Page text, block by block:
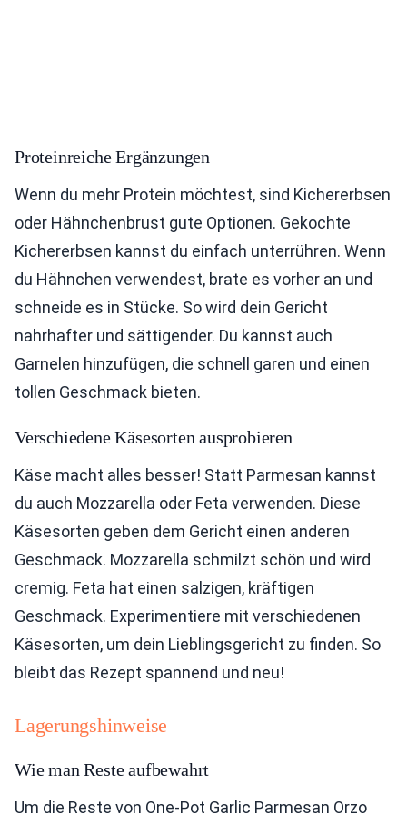
Proteinreiche Ergänzungen
Wenn du mehr Protein möchtest, sind Kichererbsen
oder Hähnchenbrust gute Optionen. Gekochte
Kichererbsen kannst du einfach unterrühren. Wenn
du Hähnchen verwendest, brate es vorher an und
schneide es in Stücke. So wird dein Gericht
nahrhafter und sättigender. Du kannst auch
Garnelen hinzufügen, die schnell garen und einen
tollen Geschmack bieten.
Verschiedene Käsesorten ausprobieren
Käse macht alles besser! Statt Parmesan kannst
du auch Mozzarella oder Feta verwenden. Diese
Käsesorten geben dem Gericht einen anderen
Geschmack. Mozzarella schmilzt schön und wird
cremig. Feta hat einen salzigen, kräftigen
Geschmack. Experimentiere mit verschiedenen
Käsesorten, um dein Lieblingsgericht zu finden. So
bleibt das Rezept spannend und neu!
Lagerungshinweise
Wie man Reste aufbewahrt
Um die Reste von One-Pot Garlic Parmesan Orzo